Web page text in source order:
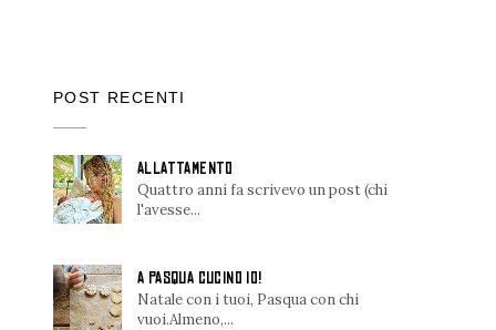
POST RECENTI
ALLATTAMENTO
Quattro anni fa scrivevo un post (chi
l'avesse...
A PASQUA CUCINO IO!
Natale con i tuoi, Pasqua con chi
vuoi.Almeno,...